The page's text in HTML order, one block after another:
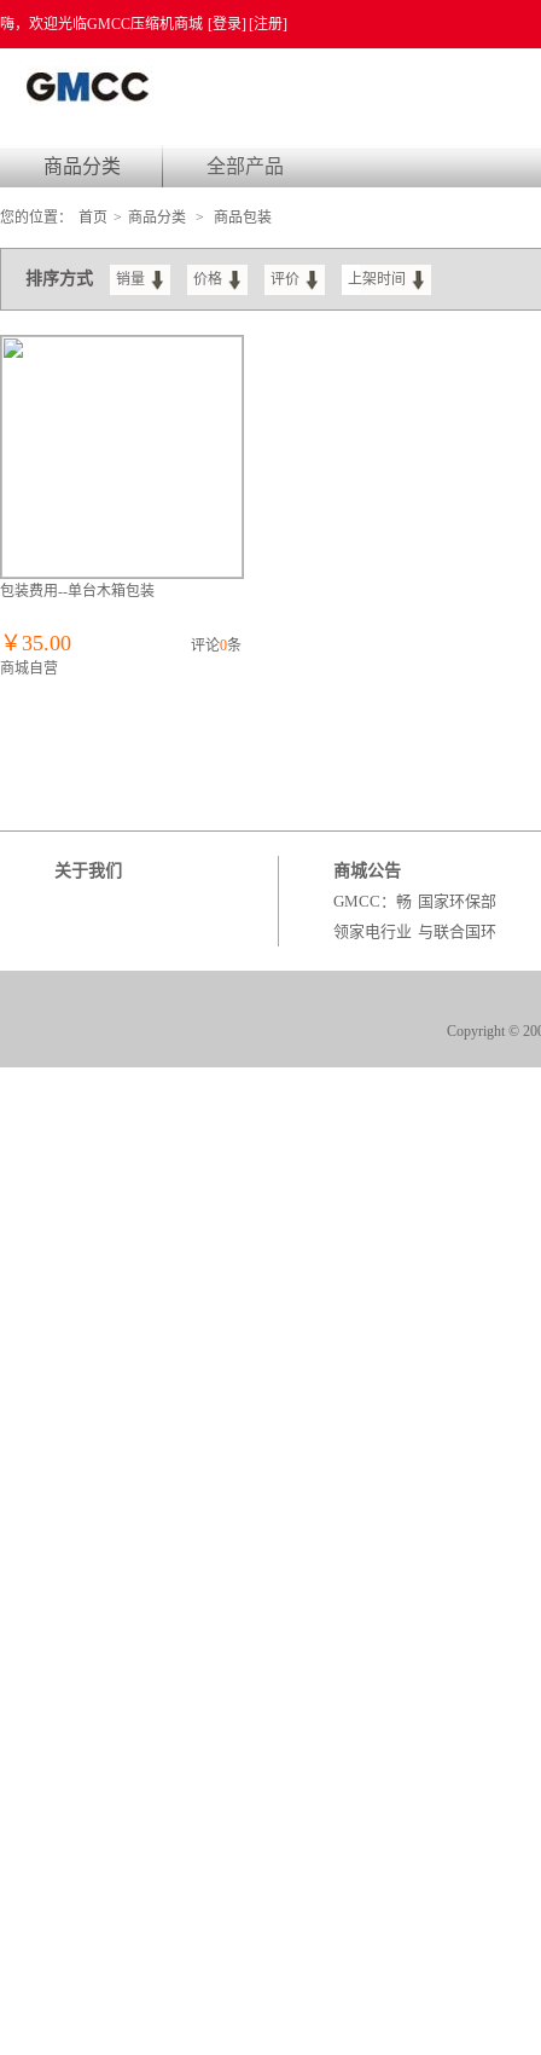
嗨，欢迎光临GMCC压缩机商城 [登录] [注册]
商品分类 全部产品
您的位置： 首页 > 商品分类 > 商品包装
排序方式
包装费用--单台木箱包装
￥35.00 评论0条
商城自营
关于我们
商城公告
GMCC：畅
领家电行业
国家环保部
与联合国环
质量奖出Copyright ©